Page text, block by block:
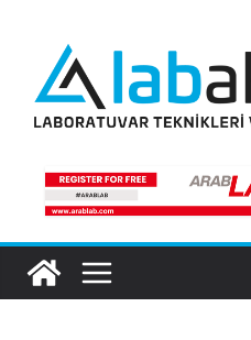
content